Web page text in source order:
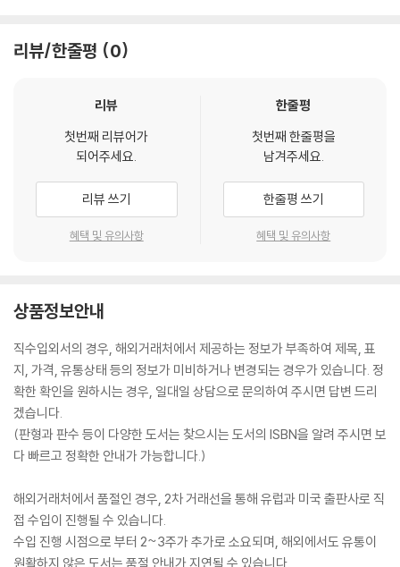
리뷰/한줄평 0
리뷰
첫번째 리뷰어가
되어주세요.
리뷰 쓰기
혜택 및 유의사항
한줄평
첫번째 한줄평을
남겨주세요.
한줄평 쓰기
혜택 및 유의사항
상품정보안내
직수입외서의 경우, 해외거래처에서 제공하는 정보가 부족하여 제목, 표
지, 가격, 유통상태 등의 정보가 미비하거나 변경되는 경우가 있습니다. 정
확한 확인을 원하시는 경우, 일대일 상담으로 문의하여 주시면 답변 드리
겠습니다.
(판형과 판수 등이 다양한 도서는 찾으시는 도서의 ISBN을 알려 주시면 보
다 빠르고 정확한 안내가 가능합니다.)
해외거래처에서 품절인 경우, 2차 거래선을 통해 유럽과 미국 출판사로 직
접 수입이 진행될 수 있습니다.
수입 진행 시점으로 부터 2~3주가 추가로 소요되며, 해외에서도 유통이
원활하지 않은 도서는 품절 안내가 지연될 수 있습니다.